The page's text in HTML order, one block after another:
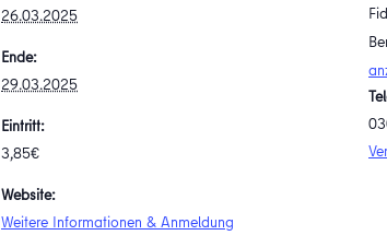
26.03.2025
Ende:
29.03.2025
Eintritt:
3,85€
Website:
Weitere Informationen & Anmeldung